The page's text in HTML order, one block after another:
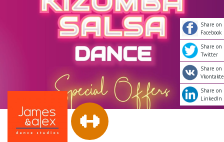
Share on
Facebook
Share on
Twitter
Share on
Vkontakte
Share on
LinkedIn